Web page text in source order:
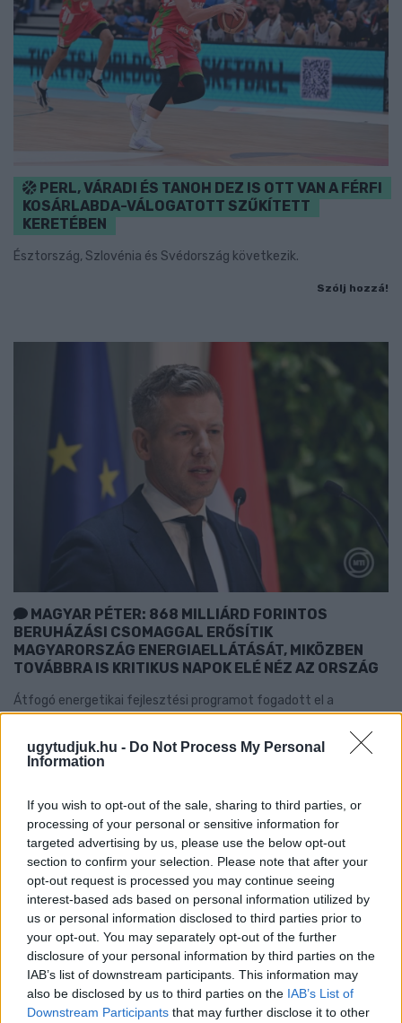
ugytudjuk.hu - Do Not Process My Personal
Information
If you wish to opt-out of the sale, sharing to third parties, or
processing of your personal or sensitive information for
targeted advertising by us, please use the below opt-out
section to confirm your selection. Please note that after your
opt-out request is processed you may continue seeing
interest-based ads based on personal information utilized by
us or personal information disclosed to third parties prior to
your opt-out. You may separately opt-out of the further
disclosure of your personal information by third parties on the
IAB’s list of downstream participants. This information may
also be disclosed by us to third parties on the IAB’s List of
Downstream Participants that may further disclose it to other
PERL, VÁRADI ÉS TANOH DEZ IS OTT VAN A FÉRFI
KOSÁRLABDA-VÁLOGATOTT SZŰKÍTETT
KERETÉBEN
Észtország, Szlovénia és Svédország következik.
Szólj hozzá!
MAGYAR PÉTER: 868 MILLIÁRD FORINTOS
BERUHÁZÁSI CSOMAGGAL ERŐSÍTIK
MAGYARORSZÁG ENERGIAELLÁTÁSÁT, MIKÖZBEN
TOVÁBBRA IS KRITIKUS NAPOK ELÉ NÉZ AZ ORSZÁG
Átfogó energetikai fejlesztési programot fogadott el a
Szólj hozzá!